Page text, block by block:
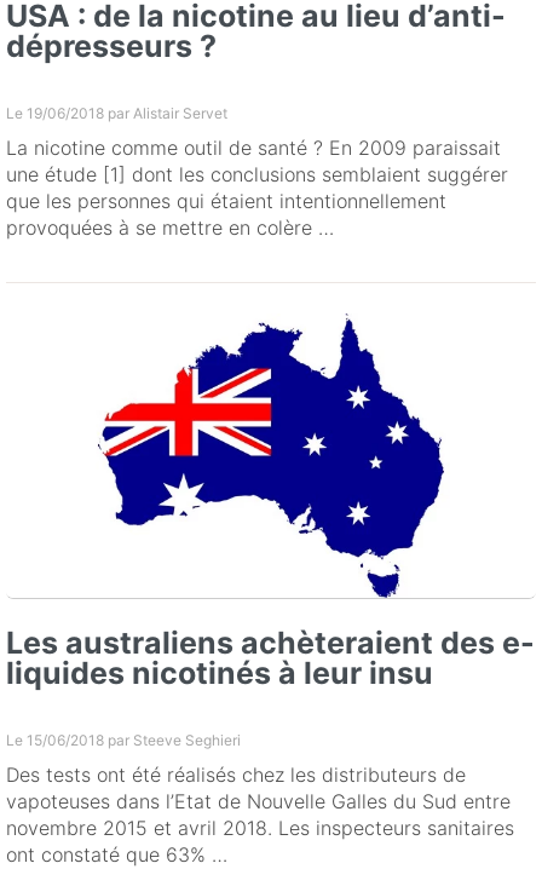
USA : de la nicotine au lieu d’anti-
dépresseurs ?
Le 19/06/2018 par Alistair Servet
La nicotine comme outil de santé ? En 2009 paraissait
une étude [1] dont les conclusions semblaient suggérer
que les personnes qui étaient intentionnellement
provoquées à se mettre en colère …
Les australiens achèteraient des e-
liquides nicotinés à leur insu
Le 15/06/2018 par Steeve Seghieri
Des tests ont été réalisés chez les distributeurs de
vapoteuses dans l’Etat de Nouvelle Galles du Sud entre
novembre 2015 et avril 2018. Les inspecteurs sanitaires
ont constaté que 63% …